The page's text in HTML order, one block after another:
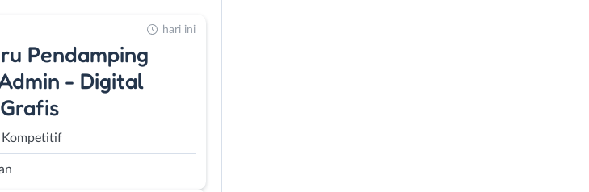
Pendamping
- Digital
Kompetitif
hari ini